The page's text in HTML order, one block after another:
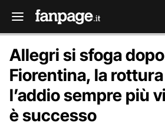
Allegri si sfoga
Fiorentina, la
l’addio sempre più
è successo